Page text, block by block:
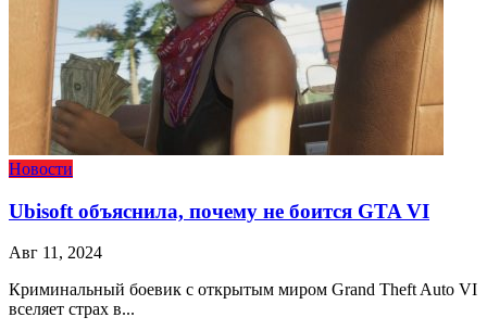
Новости
Ubisoft объяснила, почему не боится GTA VI
Авг 11, 2024
Криминальный боевик с открытым миром Grand Theft Auto VI
вселяет страх в...